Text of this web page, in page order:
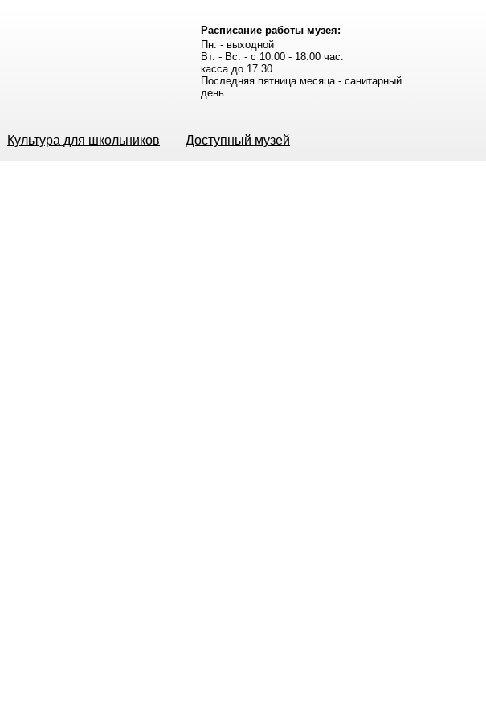
Расписание работы музея:
Пн. - выходной
Вт. - Вс. - с 10.00 - 18.00 час.
касса до 17.30
Последняя пятница месяца - санитарный
день.
Культура для школьников Доступный музей